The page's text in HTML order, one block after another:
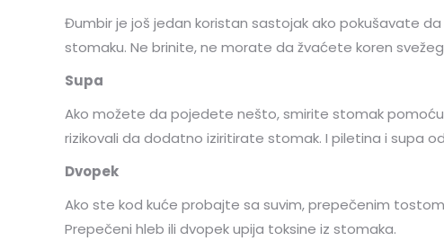
Đumbir je još jedan koristan sastojak ako pokušavate
stomaku. Ne brinite, ne morate da žvaćete koren
Supa
Ako možete da pojedete nešto, smirite stomak
rizikovali da dodatno iziritirate stomak. I piletina i supa
Dvopek
Ako ste kod kuće probajte sa suvim, prepečenim
Prepečeni hleb ili dvopek upija toksine iz stomaka.